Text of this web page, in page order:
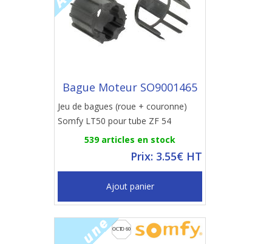
Bague Moteur SO9001465
Jeu de bagues (roue + couronne)
Somfy LT50 pour tube ZF 54
539 articles en stock
Prix: 3.55€ HT
Ajout panier